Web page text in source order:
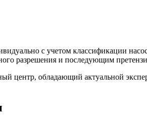
с учетом классификации
разрешения и последующим
центр, обладающий актуальной